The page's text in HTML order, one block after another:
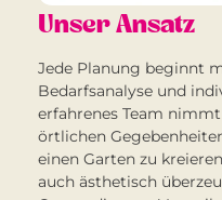
Unser Ansatz
Jede Planung beginnt
Bedarfsanalyse und
erfahrenes Team
örtlichen
einen Garten zu
auch ästhetisch